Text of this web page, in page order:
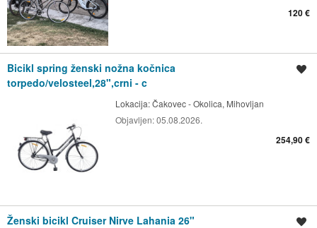
120 €
Bicikl spring ženski nožna kočnica
torpedo/velosteel,28",crni - c
Lokacija:Čakovec - Okolica, Mihovljan
Objavljen:05.08.2026.
254,90 €
Ženski bicikl Cruiser Nirve Lahania 26"